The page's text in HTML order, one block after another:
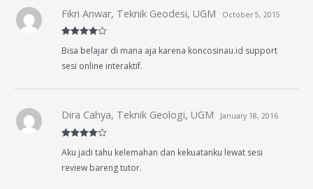
out of 5
Fikri Anwar, Teknik Geodesi, UGM October 5, 2015
Bisa belajar di mana aja karena koncosinau.id support
sesi online interaktif.
out of 5
Dira Cahya, Teknik Geologi, UGM January 18, 2016
Aku jadi tahu kelemahan dan kekuatanku lewat sesi
review bareng tutor.